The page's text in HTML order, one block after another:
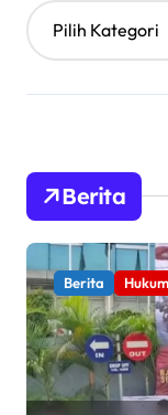
Berita
Berita Hukum